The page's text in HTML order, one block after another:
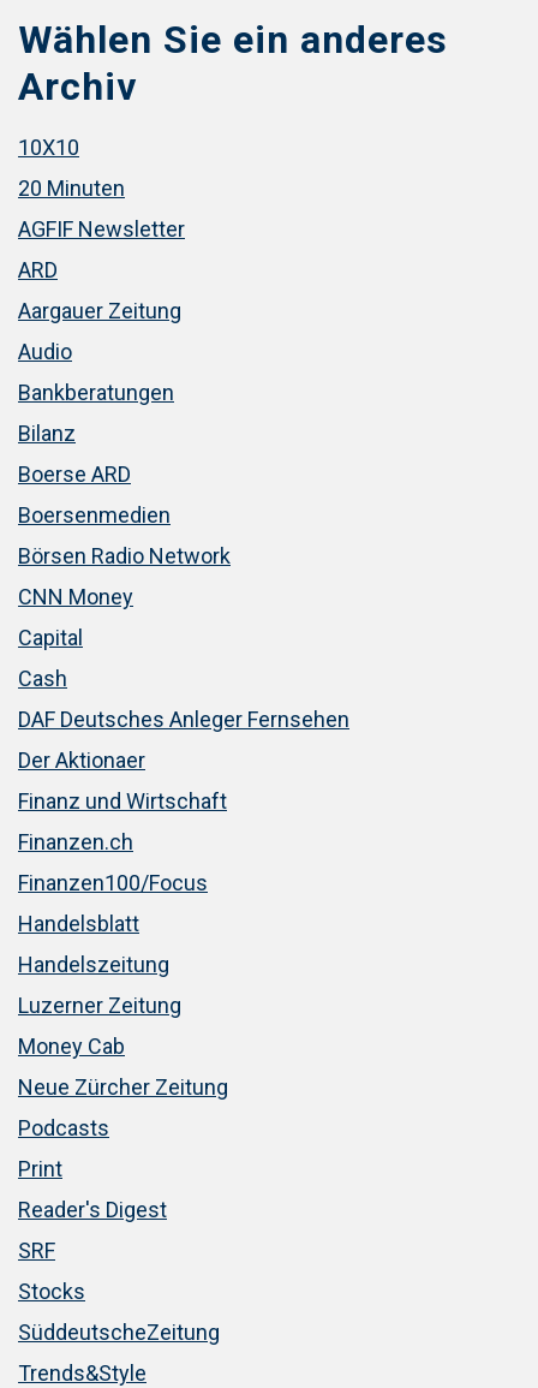
Wählen Sie ein anderes
Archiv
10X10
20 Minuten
AGFIF Newsletter
ARD
Aargauer Zeitung
Audio
Bankberatungen
Bilanz
Boerse ARD
Boersenmedien
Börsen Radio Network
CNN Money
Capital
Cash
DAF Deutsches Anleger Fernsehen
Der Aktionaer
Finanz und Wirtschaft
Finanzen.ch
Finanzen100/Focus
Handelsblatt
Handelszeitung
Luzerner Zeitung
Money Cab
Neue Zürcher Zeitung
Podcasts
Print
Reader's Digest
SRF
Stocks
SüddeutscheZeitung
Trends&Style